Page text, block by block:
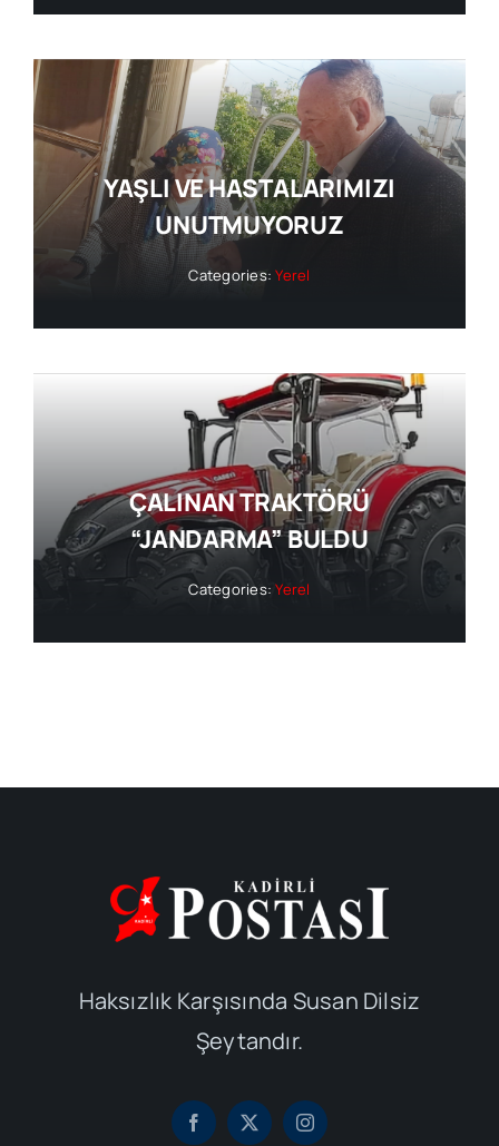
YAŞLI VE HASTALARIMIZI
UNUTMUYORUZ
Categories:Yerel
ÇALINAN TRAKTÖRÜ
“JANDARMA” BULDU
Categories:Yerel
Haksızlık Karşısında Susan Dilsiz
Şeytandır.